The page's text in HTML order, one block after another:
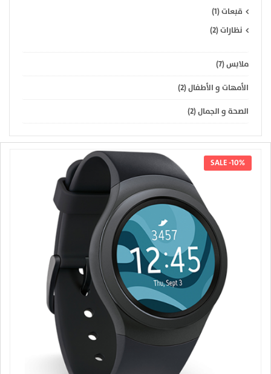
قبعات (1)
نظارات (2)
ملابس (7)
الأمهات و الأطفال (2)
الصحة و الجمال (2)
SALE -10%